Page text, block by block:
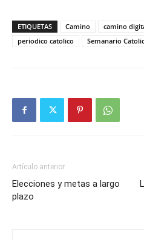
ETIQUETAS Camino camino
periodico catolico
Semanario
Artículo anterior
Elecciones y metas a largo
plazo